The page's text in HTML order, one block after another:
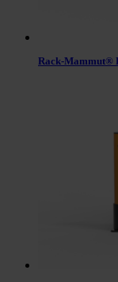
Rack-Mammut®